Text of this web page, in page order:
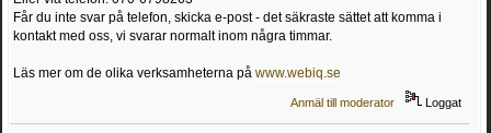
Får du inte svar på telefon, skicka e-post - det säkraste sättet att komma i
kontakt med oss, vi svarar normalt inom några timmar.
Läs mer om de olika verksamheterna på www.webiq.se
Anmäl till moderator Loggat